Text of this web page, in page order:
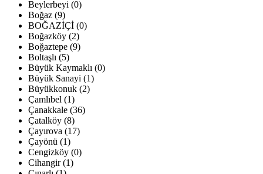
Beylerbeyi (0)
Boğaz (9)
BOĞAZİÇİ (0)
Boğazköy (2)
Boğaztepe (9)
Boltaşlı (5)
Büyük Kaymaklı (0)
Büyük Sanayi (1)
Büyükkonuk (2)
Çamlıbel (1)
Çanakkale (36)
Çatalköy (8)
Çayırova (17)
Çayönü (1)
Cengizköy (0)
Cihangir (1)